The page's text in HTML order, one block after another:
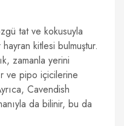
tat ve kokusuyla
kitlesi bulmuştur.
zamanla yerini
ve pipo içicilerine
Cavendish
da bilinir, bu da